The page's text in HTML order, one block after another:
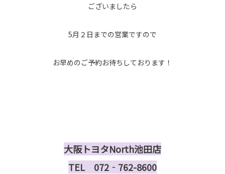
ございましたら
5月２日までの営業ですので
お早めのご予約お待ちしております！
大阪トヨタNorth池田店
TEL 072‐762-8600